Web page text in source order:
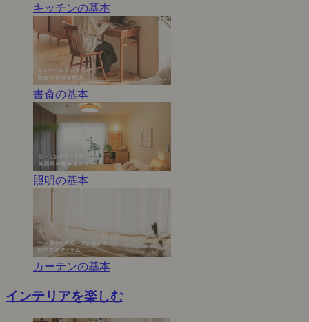
キッチンの基本
書斎の基本
照明の基本
カーテンの基本
インテリアを楽しむ